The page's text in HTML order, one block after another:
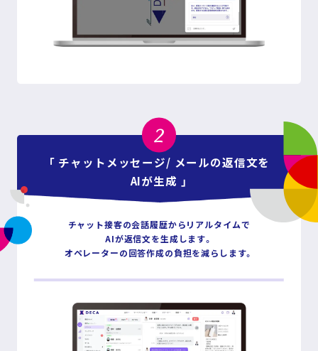
2
「 チャットメッセージ/ メールの返信文を
AIが生成 」
チャット接客の会話履歴からリアルタイムで
AIが返信文を生成します。
オペレーターの回答作成の負担を減らします。